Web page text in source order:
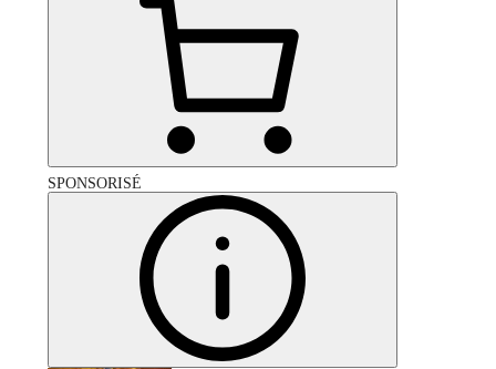
SPONSORISÉ